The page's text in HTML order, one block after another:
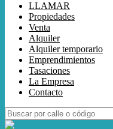
LLAMAR
Propiedades
Venta
Alquiler
Alquiler temporario
Emprendimientos
Tasaciones
La Empresa
Contacto